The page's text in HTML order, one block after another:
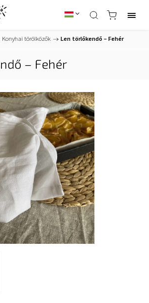
Konyhai törölközők / Len törlőkendő – Fehér
– Fehér